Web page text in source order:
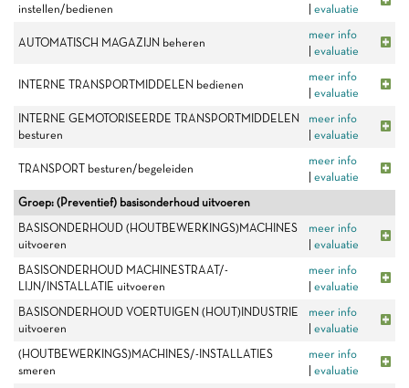
instellen/bedienen
evaluatie
AUTOMATISCH MAGAZIJN beheren
meer info
evaluatie
INTERNE TRANSPORTMIDDELEN bedienen
meer info
evaluatie
INTERNE GEMOTORISEERDE TRANSPORTMIDDELEN
besturen
meer info
evaluatie
TRANSPORT besturen/begeleiden
meer info
evaluatie
Groep: (Preventief) basisonderhoud uitvoeren
BASISONDERHOUD (HOUTBEWERKINGS)MACHINES
uitvoeren
meer info
evaluatie
BASISONDERHOUD MACHINESTRAAT/-
LIJN/INSTALLATIE uitvoeren
meer info
evaluatie
BASISONDERHOUD VOERTUIGEN (HOUT)INDUSTRIE
uitvoeren
meer info
evaluatie
(HOUTBEWERKINGS)MACHINES/-INSTALLATIES
smeren
meer info
evaluatie